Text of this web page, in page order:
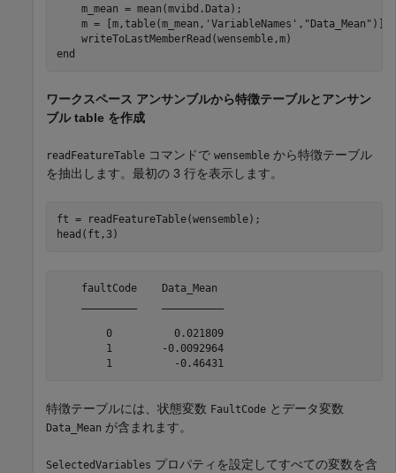
    m_mean = mean(mvibd.Data);
    m = [m,table(m_mean,
'VariableNames' , "Data_Mean" )];
end
ワークスペース アンサンブルから特徴テーブルとアンサン
ブル table を作成
readFeatureTable コマンドで wensemble から特徴テーブル
を抽出します。最初の 3 行を表示します。
ft = readFeatureTable(wensemble);
head(ft,3)
    faultCode    Data_Mean
        0          0.021809
        1        -0.0092964
特徴テーブルには、状態変数 FaultCode とデータ変数
Data_Mean が含まれます。
SelectedVariables プロパティを設定してすべての変数を含